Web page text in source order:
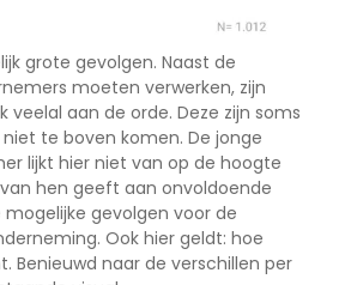
grote gevolgen. Naast de
moeten verwerken, zijn
veelal aan de orde. Deze zijn soms
te boven komen. De jonge
lijkt hier niet van op de hoogte
hen geeft aan onvoldoende
gevolgen voor de
Ook hier geldt: hoe
Benieuwd naar de verschillen per